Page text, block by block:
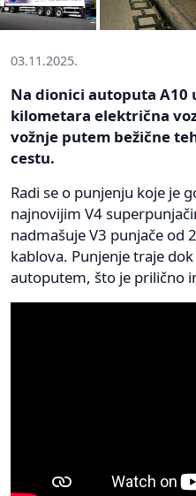
03.11.2025.
Na dionici autoputa A10
kilometara električna
vožnje putem bežične
cestu.
Radi se o punjenju koje je
najnovijim V4
nadmašuje V3 punjače od
kablova. Punjenje traje
autoputem, što je prilično